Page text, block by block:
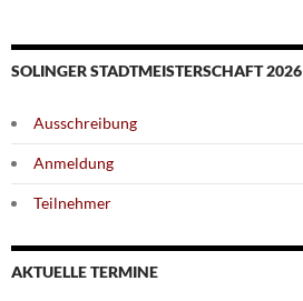
SOLINGER STADTMEISTERSCHAFT 2026
Ausschreibung
Anmeldung
Teilnehmer
AKTUELLE TERMINE